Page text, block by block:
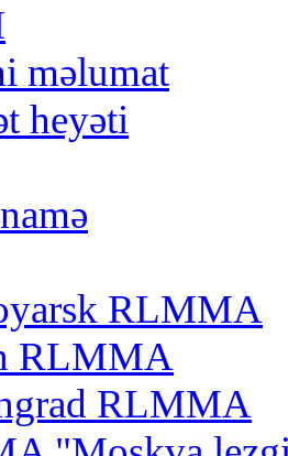
məlumat
heyəti
RLMMA
RLMMA
RLMMA